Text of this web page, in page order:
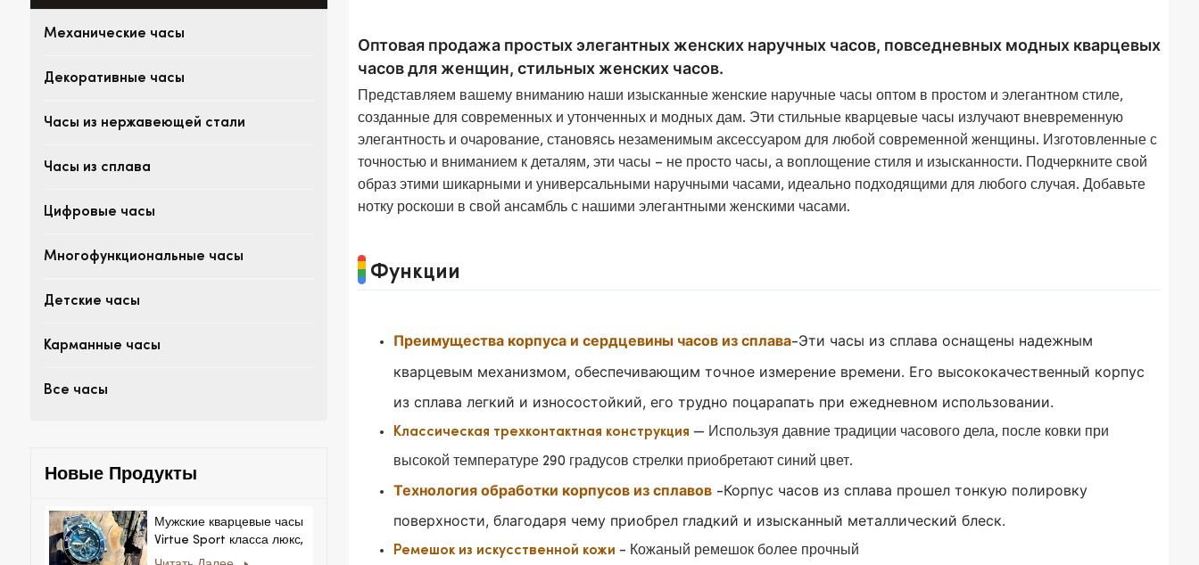
Механические часы
Декоративные часы
Часы из нержавеющей стали
Часы из сплава
Цифровые часы
Многофункциональные часы
Детские часы
Карманные часы
Все часы
Новые Продукты
Мужские кварцевые часы
Virtue Sport класса люкс,
корпус из сплава,
Оптовая продажа простых элегантных женских наручных часов, повседневных модных кварцевых
часов для женщин, стильных женских часов.
Представляем вашему вниманию наши изысканные женские наручные часы оптом в простом и элегантном стиле,
созданные для современных и утонченных и модных дам. Эти стильные кварцевые часы излучают вневременную
элегантность и очарование, становясь незаменимым аксессуаром для любой современной женщины. Изготовленные с
точностью и вниманием к деталям, эти часы – не просто часы, а воплощение стиля и изысканности. Подчеркните свой
образ этими шикарными и универсальными наручными часами, идеально подходящими для любого случая. Добавьте
нотку роскоши в свой ансамбль с нашими элегантными женскими часами.
Функции
Преимущества корпуса и сердцевины часов из сплава-Эти часы из сплава оснащены надежным
кварцевым механизмом, обеспечивающим точное измерение времени. Его высококачественный корпус
из сплава легкий и износостойкий, его трудно поцарапать при ежедневном использовании.
Классическая трехконтактная конструкция — Используя давние традиции часового дела, после ковки при
высокой температуре 290 градусов стрелки приобретают синий цвет.
Технология обработки корпусов из сплавов -Корпус часов из сплава прошел тонкую полировку
поверхности, благодаря чему приобрел гладкий и изысканный металлический блеск.
Ремешок из искусственной кожи - Кожаный ремешок более прочный